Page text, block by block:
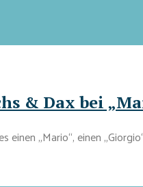
& Dax bei
„Mario“, einen